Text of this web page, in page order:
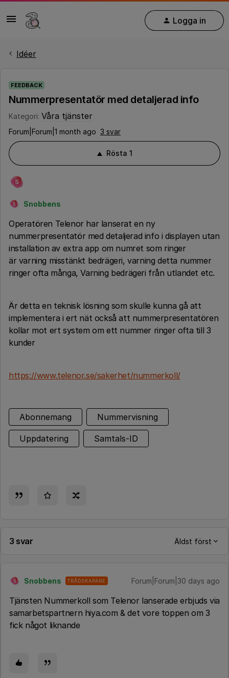
Logga in
Idéer
FEEDBACK
Nummerpresentatör med detaljerad info
Kategori: Våra tjänster
Forum|Forum|1 month ago 3 svar
Rösta 1
S
S Snobbens
Operatören Telenor har lanserat en ny
nummerpresentatör med detaljerad info i displayen utan
installation av extra app om numret som ringer
är varning misstänkt bedrägeri, varning detta nummer
ringer ofta många, Varning bedrägeri från utlandet etc.
Är detta en teknisk lösning som skulle kunna gå att
implementera i ert nät också att nummerpresentatören
kollar mot ert system om ett nummer ringer ofta till 3
kunder
https://www.telenor.se/sakerhet/nummerkoll/
Abonnemang Nummervisning
Uppdatering Samtals-ID
3 svar Äldst först
S Snobbens TRÅDSKAPARE Forum|Forum|30 days ago
Tjänsten Nummerkoll som Telenor lanserade erbjuds via
samarbetspartnern hiya.com & det vore toppen om 3
fick något liknande